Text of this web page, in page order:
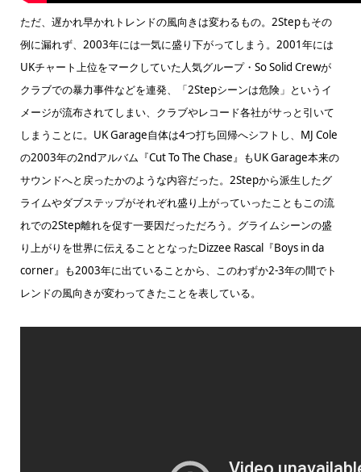
ただ、遅かれ早かれトレンドの風向きは変わるもの。2Stepもその
例に漏れず、2003年には一気に盛り下がってしまう。2001年には
UKチャート上位をマークしていた人気グループ・So Solid Crewが
クラブでの暴力事件などを連発、「2Stepシーンは危険」というイ
メージが流布されてしまい、クラブやレコード各社がサっと引いて
しまうことに。UK Garage自体は4つ打ち回帰へシフトし、MJ Cole
の2003年の2ndアルバム『Cut To The Chase』もUK Garage本来の
サウンドへと戻ったかのような内容だった。2Stepから派生したグ
ライムやダブステップがそれぞれ盛り上がっていったこともこの流
れでの2Step離れを促す一要因だっただろう。グライムシーンの盛
り上がりを世界に伝えることとなったDizzee Rascal『Boys in da
corner』も2003年に出ていることから、このわずか2-3年の間でト
レンドの風向きが変わってきたことを表している。